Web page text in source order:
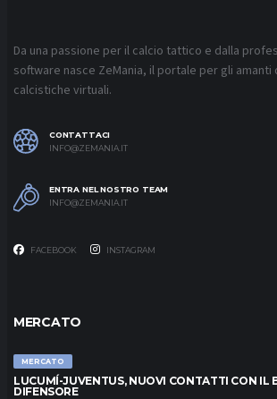
Da una passione per il calcio tattico e dalla
software nasce ZeMania, il portale per gli amanti
calcistiche virtuali.
CONTATTACI
INFO@ZEMANIA.IT
ENTRA NEL NOSTRO TEAM
INFO@ZEMANIA.IT
FACEBOOK INSTAGRAM
MERCATO
MERCATO
LUCUMÍ-JUVENTUS, NUOVI CONTATTI CON IL
DIFENSORE